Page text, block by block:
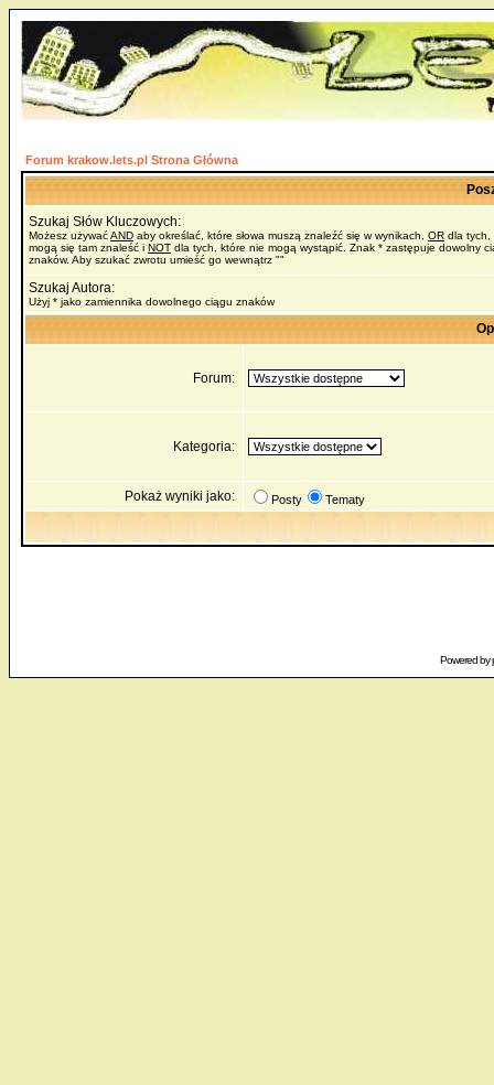
Forum krakow.lets.pl Strona Główna
Szukaj Słów Kluczowych:
Możesz używaćAND aby określać, które słowa muszą znaleźć się w wynikach, OR dla tych,
mogą się tam znaleść i NOT dla tych, które nie mogą wystąpić. Znak * zastępuje dowolny
znaków. Aby szukać zwrotu umieść go wewnątrz ""
Szukaj Autora:
Użyj * jako zamiennika dowolnego ciągu znaków
Forum:
Kategoria:
Pokaż wyniki jako: Posty Tematy
Powered by